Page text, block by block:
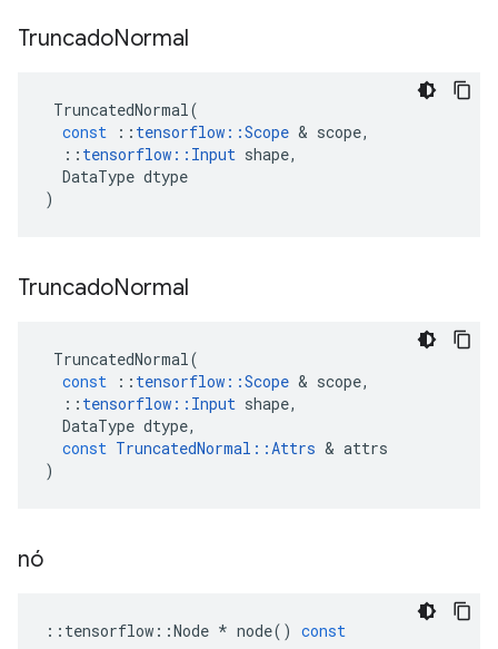
TruncadoNormal
TruncatedNormal(
const
:: tensorflow ::Scope & scope,
:: tensorflow :: Input shape,
DataType dtype
)
TruncadoNormal
TruncatedNormal(
const
:: tensorflow ::Scope & scope,
:: tensorflow :: Input shape,
DataType dtype,
const TruncatedNormal ::Attrs & attrs
)
nó
:: tensorflow ::Node * node() const